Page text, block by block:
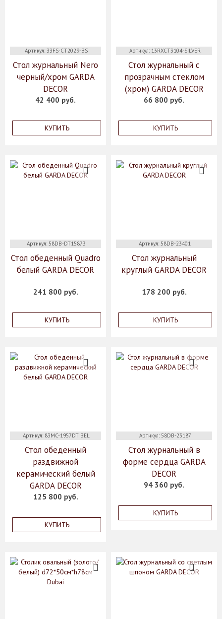
Артикул: 33FS-CT2029-BS
Стол журнальный Nero
черный/хром GARDA
DECOR
42 400 руб.
КУПИТЬ
Артикул: 13RXCT3104-SILVER
Стол журнальный с
прозрачным стеклом
(хром) GARDA DECOR
66 800 руб.
КУПИТЬ
Артикул: 58DB-DT15873
Стол обеденный Quadro
белый GARDA DECOR
241 800 руб.
КУПИТЬ
Артикул: 58DB-23401
Стол журнальный
круглый GARDA DECOR
178 200 руб.
КУПИТЬ
Артикул: 83MC-1957DT BEL
Стол обеденный
раздвижной
керамический белый
GARDA DECOR
125 800 руб.
КУПИТЬ
Артикул: 58DB-23187
Стол журнальный в
форме сердца GARDA
DECOR
94 360 руб.
КУПИТЬ